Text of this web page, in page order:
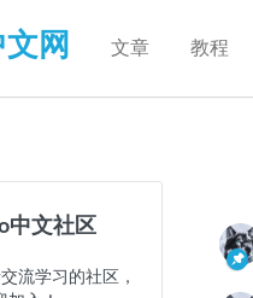
网 文章 教程
中文社区
流学习的社区，